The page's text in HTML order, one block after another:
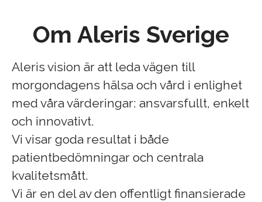
Om Aleris Sverige
Aleris vision är att leda vägen till
morgondagens hälsa och vård i enlighet
med våra värderingar: ansvarsfullt, enkelt
och innovativt.
Vi visar goda resultat i både
patientbedömningar och centrala
kvalitetsmått.
Vi är en del av den offentligt finansierade